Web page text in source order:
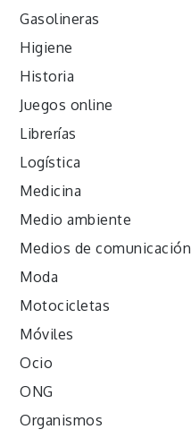
Gasolineras
Higiene
Historia
Juegos online
Librerías
Logística
Medicina
Medio ambiente
Medios de comunicación
Moda
Motocicletas
Móviles
Ocio
ONG
Organismos